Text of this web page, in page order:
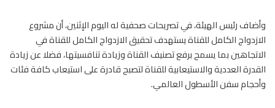
وأضاف رئيس الهيئة، في تصريحات صحفية له اليوم الإثنين، أن مشروع
الازدواج الكامل للقناة يستهدف تحقيق الازدواج الكامل للقناة في
الاتجاهين بما يسمح برفع تصنيف القناة وزيادة تنافسيتها، فضلا عن زيادة
القدرة العددية والاستيعابية للقناة لتصبح قادرة على استيعاب كافة فئات
وأحجام سفن الأسطول العالمي.